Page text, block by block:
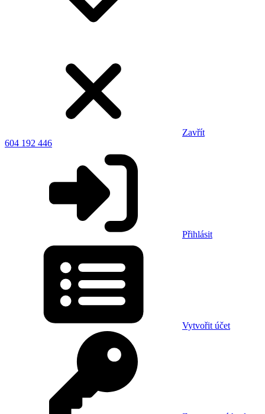
Zavřít
604 192 446
Přihlásit
Vytvořit účet